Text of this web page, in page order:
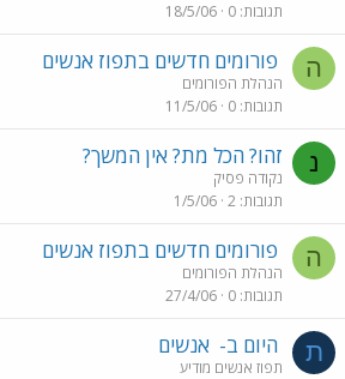
תגובות 0
18/5/06
ה פורומים חדשים בתפוז אנשים
הנהלת הפורומים
תגובות 0
11/5/06
נ זהו? הכל מת? אין המשך?
נקודה פסיק
תגובות 2
1/5/06
ה פורומים חדשים בתפוז אנשים
הנהלת הפורומים
תגובות 0
27/4/06
ת היום ב- אנשים
תפוז אנשים מודיע